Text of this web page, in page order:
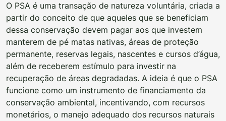
O PSA é uma transação de natureza voluntária, criada a
partir do conceito de que aqueles que se beneficiam
dessa conservação devem pagar aos que investem
manterem de pé matas nativas, áreas de proteção
permanente, reservas legais, nascentes e cursos d’água,
além de receberem estímulo para investir na
recuperação de áreas degradadas. A ideia é que o PSA
funcione como um instrumento de financiamento da
conservação ambiental, incentivando, com recursos
monetários, o manejo adequado dos recursos naturais